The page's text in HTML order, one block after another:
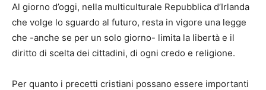
Al giorno d’oggi, nella multiculturale Repubblica d’Irlanda
che volge lo sguardo al futuro, resta in vigore una legge
che -anche se per un solo giorno- limita la libertà e il
diritto di scelta dei cittadini, di ogni credo e religione.
Per quanto i precetti cristiani possano essere importanti